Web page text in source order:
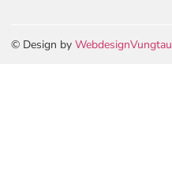
© Design by WebdesignVungtau